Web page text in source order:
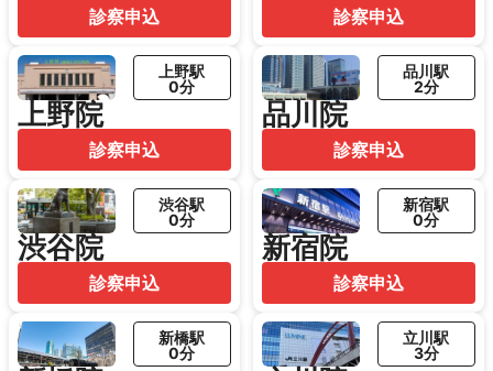
診察申込 診察申込
上野院
上野駅
0分
診察申込
品川院
品川駅
2分
診察申込
渋谷院
渋谷駅
0分
診察申込
新宿院
新宿駅
0分
診察申込
新橋駅
0分
立川駅
3分